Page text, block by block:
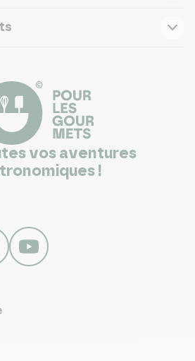
vos aventures
!